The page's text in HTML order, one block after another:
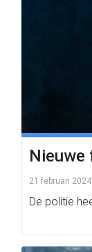
21 februari
De politie